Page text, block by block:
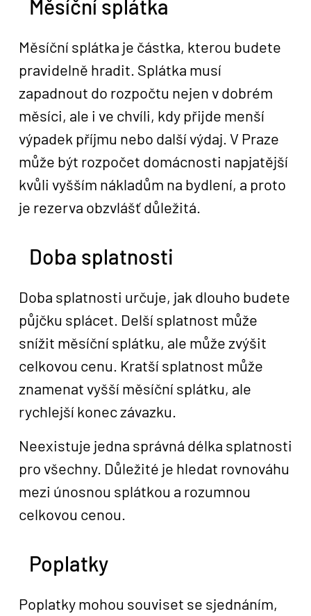
Měsíční splátka
Měsíční splátka je částka, kterou budete
pravidelně hradit. Splátka musí
zapadnout do rozpočtu nejen v dobrém
měsíci, ale i ve chvíli, kdy přijde menší
výpadek příjmu nebo další výdaj. V Praze
může být rozpočet domácnosti napjatější
kvůli vyšším nákladům na bydlení, a proto
je rezerva obzvlášť důležitá.
Doba splatnosti
Doba splatnosti určuje, jak dlouho budete
půjčku splácet. Delší splatnost může
snížit měsíční splátku, ale může zvýšit
celkovou cenu. Kratší splatnost může
znamenat vyšší měsíční splátku, ale
rychlejší konec závazku.
Neexistuje jedna správná délka splatnosti
pro všechny. Důležité je hledat rovnováhu
mezi únosnou splátkou a rozumnou
celkovou cenou.
Poplatky
Poplatky mohou souviset se sjednáním,